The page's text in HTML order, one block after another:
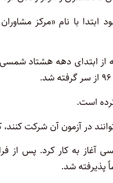
با نام «مرکز مشاوران
از ابتدای دهه هشتاد
است.
در آزمون آن شرکت
پذیرفته شد.